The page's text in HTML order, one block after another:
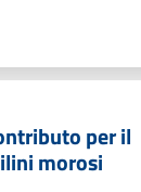
per il
morosi